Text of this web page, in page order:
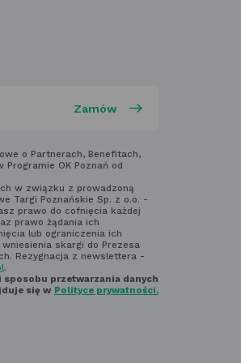
o Partnerach, Benefitach,
OK Poznań od
w związku z prowadzoną
Targi Poznańskie Sp. z o.o. -
prawo do cofnięcia każdej
prawo żądania ich
lub ograniczenia ich
skargi do Prezesa
Rezygnacja z newslettera -
.
przetwarzania danych
się w Polityce prywatności.